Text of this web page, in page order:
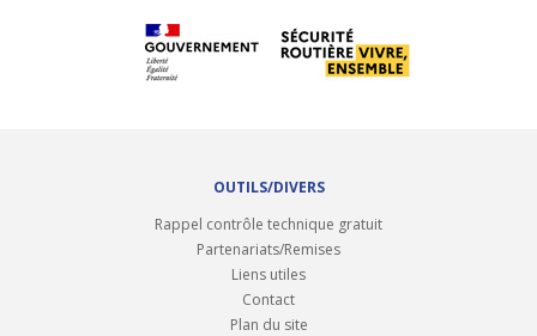
OUTILS/DIVERS
Rappel contrôle technique gratuit
Partenariats/Remises
Liens utiles
Contact
Plan du site